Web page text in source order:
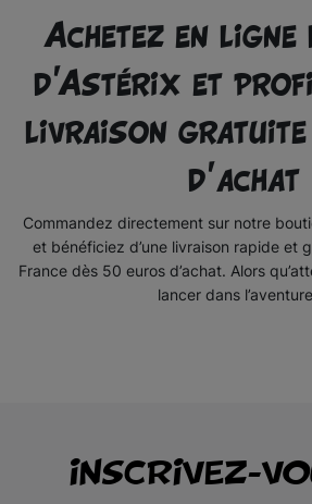
Achetez en
d'Astérix et
livraison
d’achat
Commandez directement sur notre
et bénéficiez d’une livraison rapide et
France dès 50 euros d’achat. Alors
lancer dans
INSCRIVEZ-